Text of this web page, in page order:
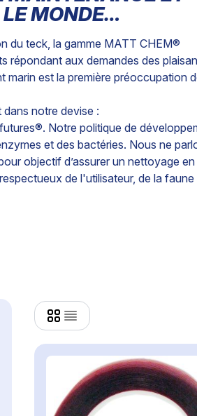
MONDE…
du teck, la gamme MATT CHEM®
répondant aux demandes des
marin est la première préoccupation
notre devise :
Notre politique de
et des bactéries. Nous ne
objectif d’assurer un nettoyage
de l'utilisateur, de la faune